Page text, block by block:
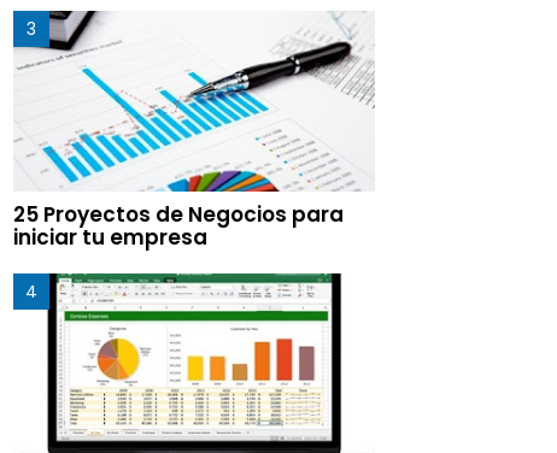
25 Proyectos de Negocios para
iniciar tu empresa